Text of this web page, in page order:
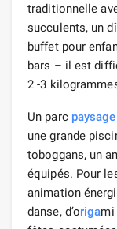
traditionnelle
succulents, un
buffet pour
bars – il est
2 -3
Un parc paysage
une grande
toboggans, un
équipés. Pour
animation
danse, d’origami